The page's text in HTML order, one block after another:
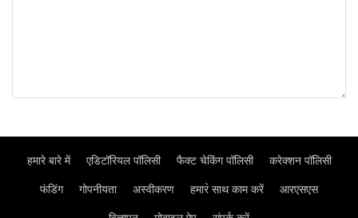
हमारे बारे में एडिटॉरियल पॉलिसी फैक्ट चेकिंग पॉलिसी करेक्शन पॉलिसी
फंडिंग गोपनीयता अस्वीकरण हमार॓ साथ काम करें आरएसएस